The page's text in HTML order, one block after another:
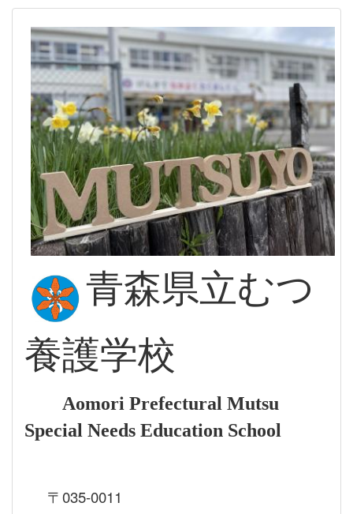
青森県立むつ
養護学校
Aomori Prefectural Mutsu
Special Needs Education School
〒035-0011